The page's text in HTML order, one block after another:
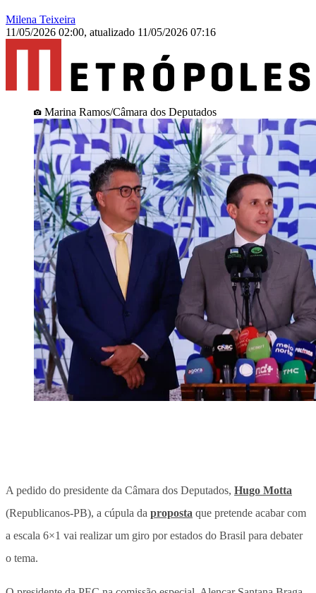
Milena Teixeira
11/05/2026 02:00, atualizado 11/05/2026 07:16
Marina Ramos/Câmara dos Deputados
A pedido do presidente da Câmara dos Deputados, Hugo Motta
(Republicanos-PB), a cúpula da proposta que pretende acabar com
a escala 6×1 vai realizar um giro por estados do Brasil para debater
o tema.